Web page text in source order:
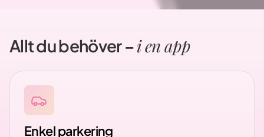
Allt du behöver –i en app
Enkel parkering